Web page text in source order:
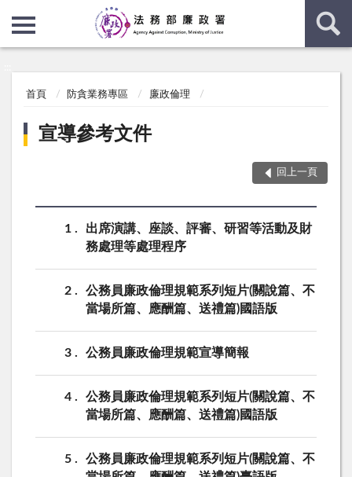
首頁 防貪業務專區 廉政倫理
宣導參考文件
回上一頁
1
出席演講、座談、評審、研習等活動及財
務處理等處理程序
2
公務員廉政倫理規範系列短片(關說篇、不
當場所篇、應酬篇、送禮篇)國語版
3 公務員廉政倫理規範宣導簡報
4
公務員廉政倫理規範系列短片(關說篇、不
當場所篇、應酬篇、送禮篇)國語版
5
公務員廉政倫理規範系列短片(關說篇、不